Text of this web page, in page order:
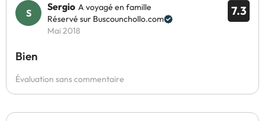
7.3
Sergio A voyagé en famille
Réservé sur Buscounchollo.com
Mai 2018
Bien
Évaluation sans commentaire